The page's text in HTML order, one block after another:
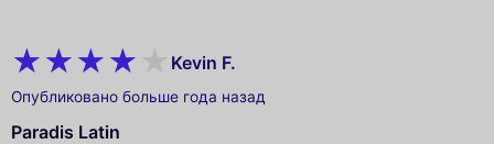
Kevin F.
Опубликовано больше года назад
Paradis Latin